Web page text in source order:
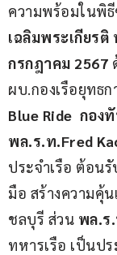
ความพร้อมในพิ
เฉลิมพระเกียร
กรกฎาคม 2567
ผบ.กองเรือยุทธ
Blue Ride  กอง
พล.ร.ท.Fred
ประจำเรือ ต้อน
มือ สร้างความคุ้
ชลบุรี ส่วน พล.ร
ทหารเรือ เป็นป